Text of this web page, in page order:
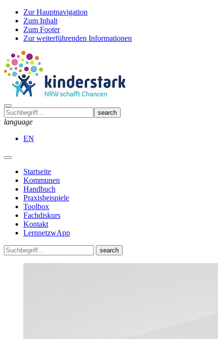
Zur Hauptnavigation
Zum Inhalt
Zum Footer
Zur weiterführenden Informationen
language
EN
Startseite
Kommunen
Handbuch
Praxisbeispiele
Toolbox
Fachdiskurs
Kontakt
LernnetzwApp